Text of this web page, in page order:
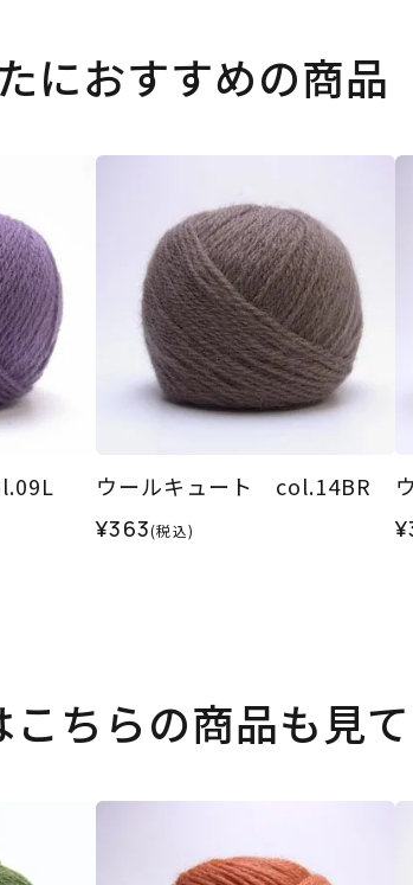
におすすめの商品
ウールキュート col.14BR
¥363(税込)
ちらの商品も見